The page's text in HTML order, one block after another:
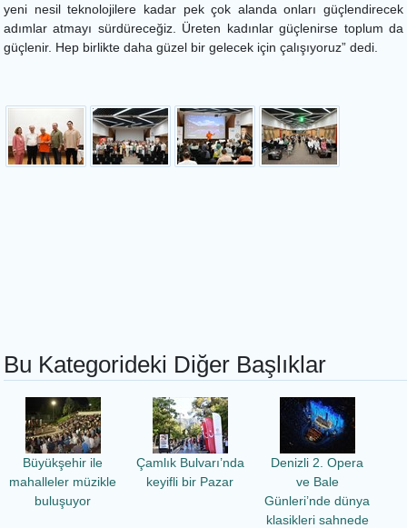
yeni nesil teknolojilere kadar pek çok alanda onları güçlendirecek
adımlar atmayı sürdüreceğiz. Üreten kadınlar güçlenirse toplum da
güçlenir. Hep birlikte daha güzel bir gelecek için çalışıyoruz” dedi.
Bu Kategorideki Diğer Başlıklar
Büyükşehir ile
mahalleler müzikle
buluşuyor
Çamlık Bulvarı’nda
keyifli bir Pazar
Denizli 2. Opera
ve Bale
Günleri’nde dünya
klasikleri sahnede